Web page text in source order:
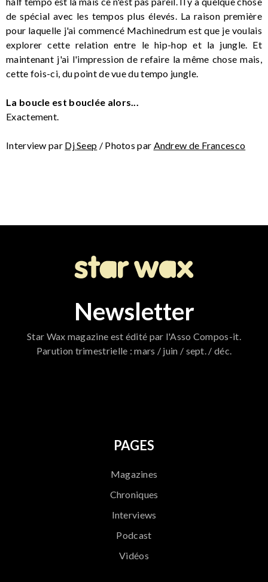
de spécial avec les tempos plus élevés. La raison première
pour laquelle j'ai commencé Machinedrum est que je voulais
explorer cette relation entre le hip-hop et la jungle. Et
maintenant j'ai l'impression de refaire la même chose mais,
cette fois-ci, du point de vue du tempo jungle.
La boucle est bouclée alors...
Exactement.
Interview par Dj Seep / Photos par Andrew de Francesco
Newsletter
Star Wax magazine est édité par l'Asso Compos-it.
Parution trimestrielle : mars / juin / sept. / déc.
PAGES
Magazines
Chroniques
Interviews
Podcast
Vidéos